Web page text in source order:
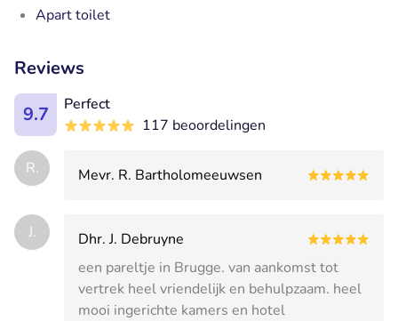
Apart toilet
Reviews
9.7
Perfect
117 beoordelingen
R. Mevr. R. Bartholomeeuwsen
J.
Dhr. J. Debruyne
een pareltje in Brugge. van aankomst tot
vertrek heel vriendelijk en behulpzaam. heel
mooi ingerichte kamers en hotel